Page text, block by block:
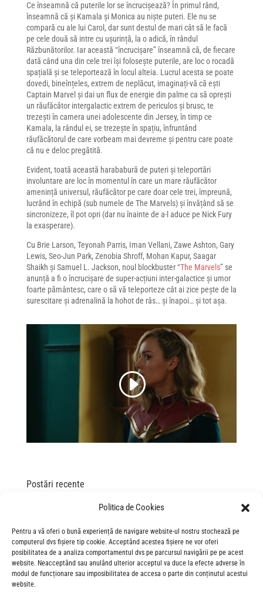
Politica de Cookies
Pentru a vă oferi o bună experiență de navigare website-ul nostru stochează pe
computerul dvs fișiere tip cookie. Acceptând acestea fișiere ne vor oferi
posibilitatea de a analiza comportamentul dvs pe parcursul navigării pe pe acest
website. Neacceptând sau anulând ulterior acceptul va duce la efecte adverse în
modul de funcționare sau imposibilitatea de accesa o parte din conținutul acestui
website.
Ce înseamnă că puterile lor se încrucișează? În primul rând,
înseamnă că și Kamala și Monica au niște puteri. Ele nu se
compară cu ale lui Carol, dar sunt destul de mari cât să le facă
pe cele două să intre cu ușurință, la o adică, în rândul
Răzbunătorilor. Iar această “încrucișare” înseamnă că, de fiecare
dată când una din cele trei își folosește puterile, are loc o rocadă
spațială și se teleportează în locul alteia. Lucrul acesta se poate
dovedi, bineînțeles, extrem de neplăcut, imaginați-vă că ești
Captain Marvel și dai un flux de energie din palme ca să oprești
un răufăcător intergalactic extrem de periculos și brusc, te
trezești în camera unei adolescente din Jersey, în timp ce
Kamala, la rândul ei, se trezește în spațiu, înfruntând
răufăcătorul de care vorbeam mai devreme și pentru care poate
că nu e deloc pregătită.
Evident, toată această harababură de puteri și teleportări
involuntare are loc în momentul în care un mare răufăcător
amenință universul, răufăcător pe care doar cele trei, împreună,
lucrând în echipă (sub numele de The Marvels) și învățând să se
sincronizeze, îl pot opri (dar nu înainte de a-l aduce pe Nick Fury
la exasperare).
Cu Brie Larson, Teyonah Parris, Iman Vellani, Zawe Ashton, Gary
Lewis, Seo-Jun Park, Zenobia Shroff, Mohan Kapur, Saagar
Shaikh și Samuel L. Jackson, noul blockbuster “The Marvels” se
anunță a fi o încrucișare de super-acțiuni inter-galactice și umor
foarte pământesc, care o să vă teleporteze cât ai zice pește de la
surescitare și adrenalină la hohot de râs… și înapoi… și tot așa.
Postări recente
„Spre infinit și dincolo de el!” – gala de lansare Povestea
„This is the way”: gala de lansare în România a filmului „The
Mandalorian and Grogu”
“The Mandalorian and Grogu”: asta e calea… către
cinematografe!